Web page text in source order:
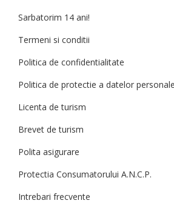
Sarbatorim 14 ani!
Termeni si conditii
Politica de confidentialitate
Politica de protectie a datelor personale
Licenta de turism
Brevet de turism
Polita asigurare
Protectia Consumatorului A.N.C.P.
Intrebari frecvente